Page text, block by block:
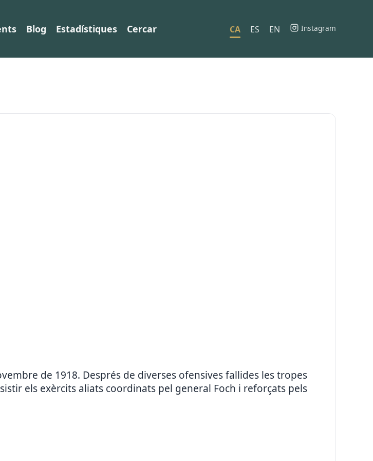
Blog Estadístiques Cercar CA ES EN Instagram
de 1918. Després de diverses ofensives fallides les tropes
els exèrcits aliats coordinats pel general Foch i reforçats pels